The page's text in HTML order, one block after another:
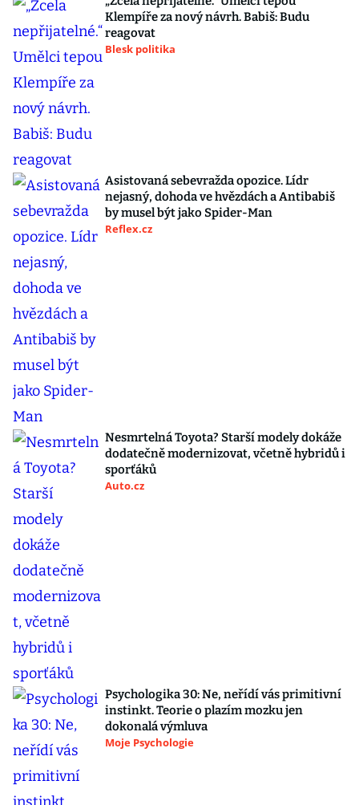
Klempíře za nový návrh. Babiš: Budu
reagovat
Blesk politika
Asistovaná sebevražda opozice. Lídr
nejasný, dohoda ve hvězdách a Antibabiš
by musel být jako Spider-Man
Reflex.cz
Nesmrtelná Toyota? Starší modely dokáže
dodatečně modernizovat, včetně hybridů i
sporťáků
Auto.cz
Psychologika 30: Ne, neřídí vás primitivní
instinkt. Teorie o plazím mozku jen
dokonalá výmluva
Moje Psychologie